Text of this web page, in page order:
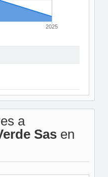
2025
a
Sasen